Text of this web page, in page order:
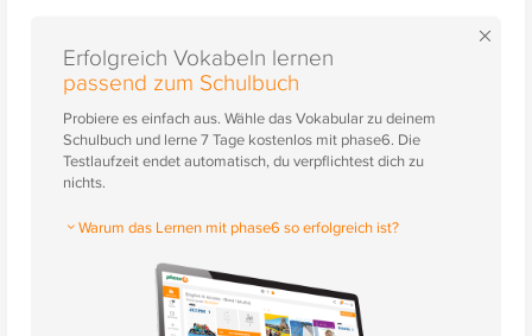
×
Erfolgreich Vokabeln lernen
passend zum Schulbuch
Probiere es einfach aus. Wähle das Vokabular zu deinem
Schulbuch und lerne 7 Tage kostenlos mit phase6. Die
Testlaufzeit endet automatisch, du verpflichtest dich zu
nichts.
Warum das Lernen mit phase6 so erfolgreich ist?